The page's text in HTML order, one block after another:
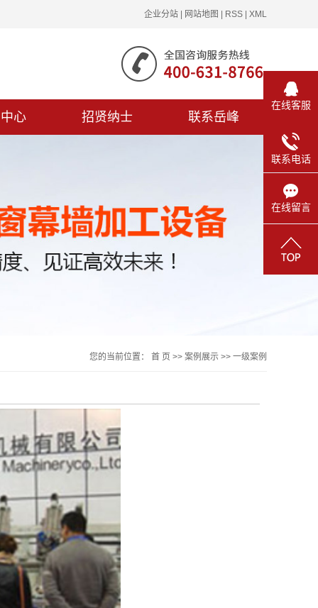
企业分站 网站地图 RSS XML
心 招贤纳士 联系岳峰
您的当前位置： 首 页 >> 案例展示 >> 一级案例
在线客服
联系电话
在线留言